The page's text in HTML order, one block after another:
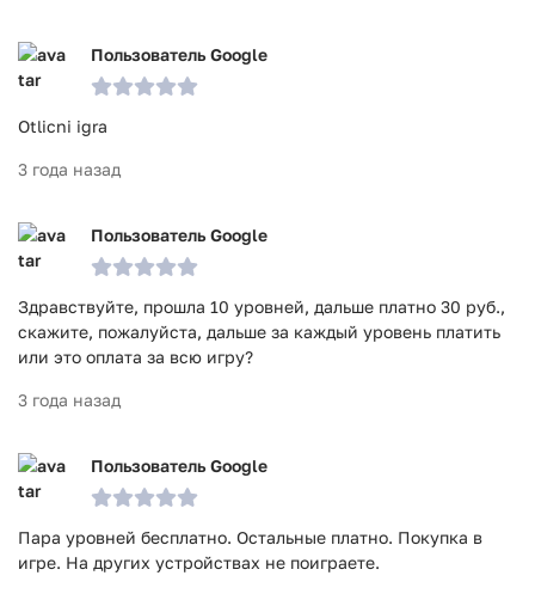
Пользователь Google
Otlicni igra
3 года назад
Пользователь Google
Здравствуйте, прошла 10 уровней, дальше платно 30 руб.,
скажите, пожалуйста, дальше за каждый уровень платить
или это оплата за всю игру?
3 года назад
Пользователь Google
Пара уровней бесплатно. Остальные платно. Покупка в
игре. На других устройствах не поиграете.